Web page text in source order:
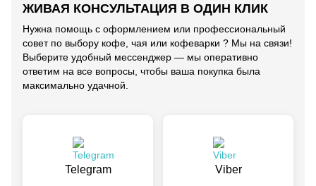
ЖИВАЯ КОНСУЛЬТАЦИЯ В ОДИН КЛИК
Нужна помощь с оформлением или профессиональный
совет по выбору кофе, чая или кофеварки ? Мы на связи!
Выберите удобный мессенджер — мы оперативно
ответим на все вопросы, чтобы ваша покупка была
максимально удачной.
Telegram Viber